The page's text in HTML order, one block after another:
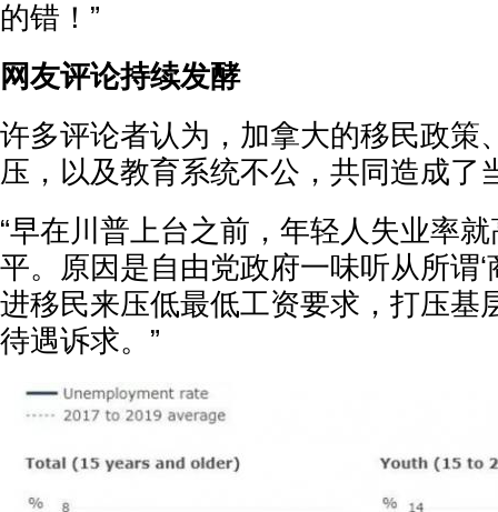
的错！”
网友评论持续发酵
许多评论者认为，加拿大的移民政策
压，以及教育系统不公，共同造成了
“早在川普上台之前，年轻人失业率
平。原因是自由党政府一味听从所谓‘
进移民来压低最低工资要求，打压基
待遇诉求。”